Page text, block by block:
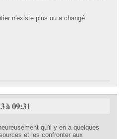
n'existe plus ou a changé
à 09:31
qu'il y en a quelques
et les confronter aux